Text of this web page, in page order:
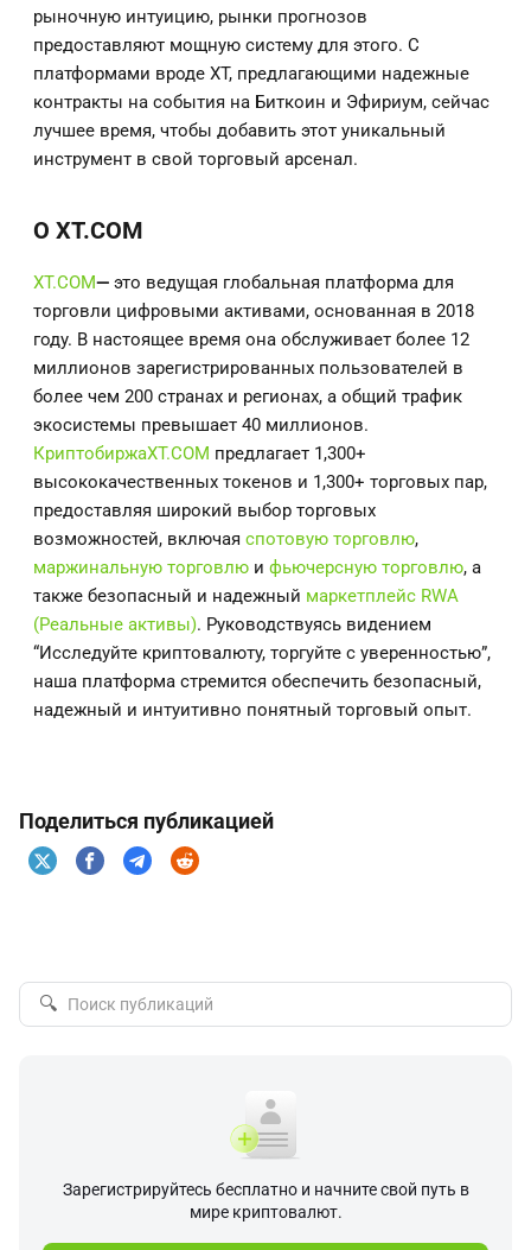
рыночную интуицию, рынки прогнозов
предоставляют мощную систему для этого. С
платформами вроде XT, предлагающими надежные
контракты на события на Биткоин и Эфириум, сейчас
лучшее время, чтобы добавить этот уникальный
инструмент в свой торговый арсенал.
О XT.COM
XT.COM— это ведущая глобальная платформа для
торговли цифровыми активами, основанная в 2018
году. В настоящее время она обслуживает более 12
миллионов зарегистрированных пользователей в
более чем 200 странах и регионах, а общий трафик
экосистемы превышает 40 миллионов.
КриптобиржаXT.COM предлагает 1,300+
высококачественных токенов и 1,300+ торговых пар,
предоставляя широкий выбор торговых
возможностей, включая спотовую торговлю,
маржинальную торговлю и фьючерсную торговлю, а
также безопасный и надежный маркетплейс RWA
(Реальные активы). Руководствуясь видением
“Исследуйте криптовалюту, торгуйте с уверенностью”,
наша платформа стремится обеспечить безопасный,
надежный и интуитивно понятный торговый опыт.
Поделиться публикацией
🔍
Зарегистрируйтесь бесплатно и начните свой путь в
мире криптовалют.